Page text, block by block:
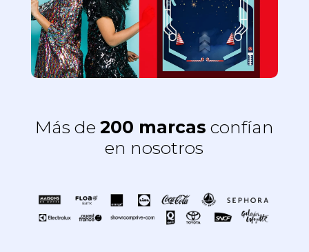
Más de 200 marcas confían
en nosotros